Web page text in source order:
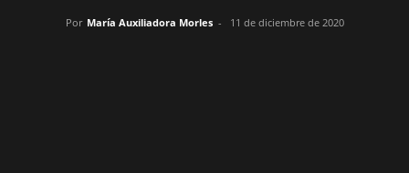
Por María Auxiliadora Morles - 11 de diciembre de 2020